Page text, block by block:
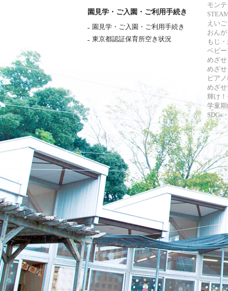
園見学・ご入園・ご利用手続き
園見学・ご入園・ご利用手続き
東京都認証保育所空き状況
モン
えいご
おん
もじ
ベビ
めざ
めざ
ピア
めざ
輝け
学童
SDGs